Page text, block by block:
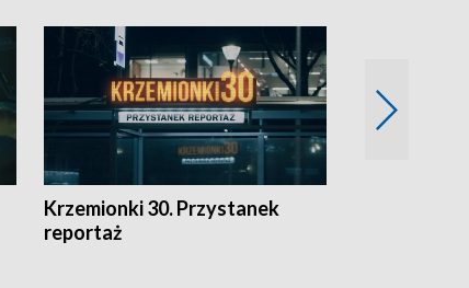
Krzemionki 30. Przystanek
reportaż